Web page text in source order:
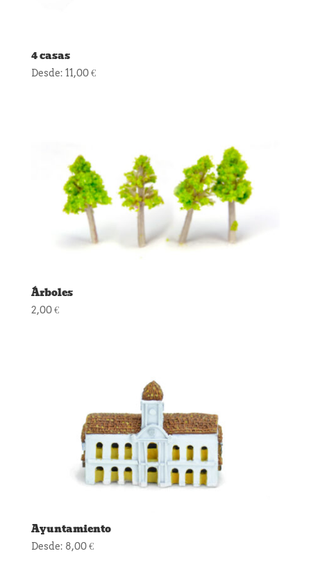
4 casas
Desde: 11,00€
Árboles
2,00€
Ayuntamiento
Desde: 8,00€